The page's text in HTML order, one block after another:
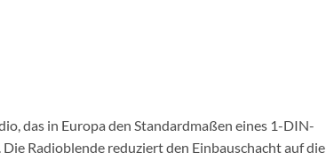
das in Europa den Standardmaßen eines 1-DIN-
Radioblende reduziert den Einbauschacht auf die